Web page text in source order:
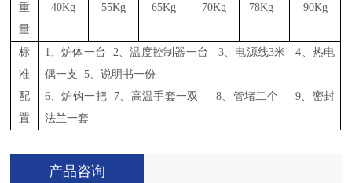
重
量
40Kg 55Kg 65Kg 70Kg 78Kg 90Kg
标
准
配
置
1、炉体一台 2、温度控制器一台 3、电源线3米4、热电
偶一支 5、说明书一份
6、炉钩一把 7、高温手套一双 8、管堵二个 9、密封
法兰一套
产品咨询